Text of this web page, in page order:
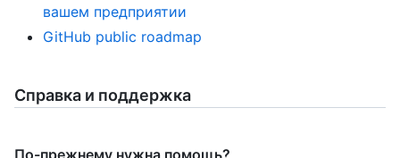
вашем предприятии
GitHub public roadmap
Справка и поддержка
По-прежнему нужна помощь?